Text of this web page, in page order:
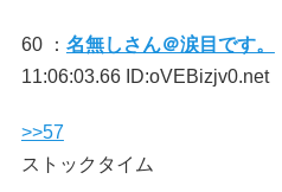
60 ： 名無しさん＠涙目です。
11:06:03.66 ID:oVEBizjv0.net
>>57
ストックタイム